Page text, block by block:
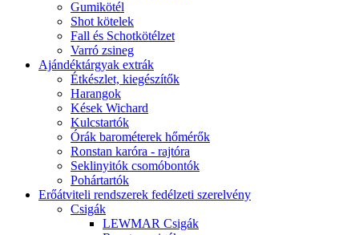
Gumikötél
Shot kötelek
Fall és Schotkötélzet
Varró zsineg
Ajándéktárgyak extrák
Étkészlet, kiegészítők
Harangok
Kések Wichard
Kulcstartók
Órák barométerek hőmérők
Ronstan karóra - rajtóra
Seklinyitók csomóbontók
Pohártartók
Erőátviteli rendszerek fedélzeti szerelvény
Csigák
LEWMAR Csigák